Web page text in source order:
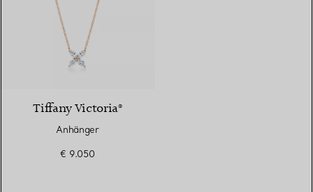
Tiffany Victoria®
Anhänger
€ 9.050